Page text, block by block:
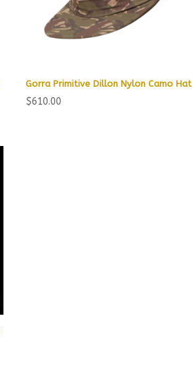
Gorra Primitive Dillon Nylon Camo Hat
$610.00